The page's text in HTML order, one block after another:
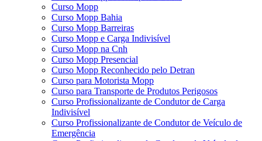
Curso Mopp
Curso Mopp Bahia
Curso Mopp Barreiras
Curso Mopp e Carga Indivisível
Curso Mopp na Cnh
Curso Mopp Presencial
Curso Mopp Reconhecido pelo Detran
Curso para Motorista Mopp
Curso para Transporte de Produtos Perigosos
Curso Profissionalizante de Condutor de Carga
Indivisível
Curso Profissionalizante de Condutor de Veículo de
Emergência